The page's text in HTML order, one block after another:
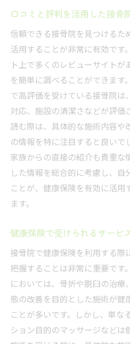
岐阜県大垣市の接骨院で
訣
施術前の情報収集が
健康保険の最新情報
接骨院とのコミュニ
賢い保険利用で長期
地域の接骨院の特徴
保険を活用した個別
接骨院の選び方で健康保
健康保険適用率の高
初診時に確認すべき
信頼できる保険対応ス
保険を最大限活用でき
通いやすさと保険利
口コミと評判を活用した接骨
信頼できる接骨院を見つけるた
活用することが非常に有効です
ト上で多くのレビューサイト
を簡単に調べることができます
で高評価を受けている接骨院は
対応、施設の清潔さなどが評価
読む際は、具体的な施術内容や
の情報を特に注目すると良いで
家族からの直接の紹介も貴重な
した情報を総合的に考慮し、
ことが、健康保険を有効に活用
ます。
健康保険で受けられるサービ
接骨院で健康保険を利用する際
把握することは非常に重要です
においては、骨折や脱臼の治療
態の改善を目的とした施術が健
ことが多いです。しかし、単な
ション目的のマッサージなどは